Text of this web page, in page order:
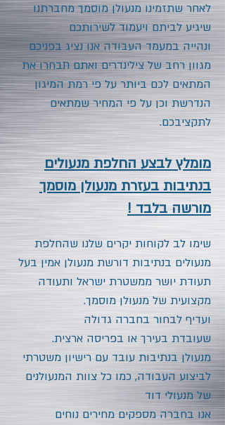
לאחר שתזמינו מנעולן מוסמך מחברתנו
שיגיע לביתם ויעמוד לשירותכם
ונהייה במעמד העבודה אנו נציג בפניכם
מגוון רחב של צילינדרים ואתם תבחרו את
המתאים לכם ביותר על פי רמת המיגון
הנדרשת וכן על פי המחיר שמתאים
לתקציבכם.
מומלץ לבצע החלפת מנעולים
בנתיבות בעזרת מנעולן מוסמך
מורשה בלבד !
שימו לב לקוחות יקרים שלנו שהחלפת
מנעולים בנתיבות דורשת מנעולן אמין בעל
תעודת יושר ממשטרת ישראל ותעודה
מקצועית של מנעולן מוסמך.
ועדיף לבחור בחברה גדולה
שעובדת בעירך או בפריסה ארצית.
מנעולן בנתיבות עובד עם רישיון משטרתי
לביצוע העבודה, כמו כל צוות המנעולנים
של מנעולי דוד
אנו בחברה מספקים מחירים נוחים